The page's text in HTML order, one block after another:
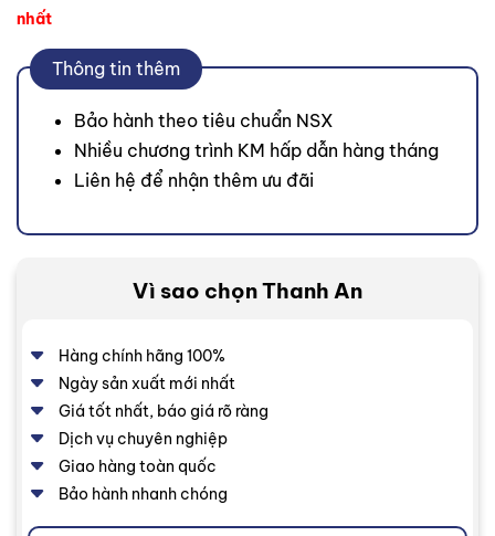
nhất
Thông tin thêm
Bảo hành theo tiêu chuẩn NSX
Nhiều chương trình KM hấp dẫn hàng tháng
Liên hệ để nhận thêm ưu đãi
Vì sao chọn Thanh An
Hàng chính hãng 100%
Ngày sản xuất mới nhất
Giá tốt nhất, báo giá rõ ràng
Dịch vụ chuyên nghiệp
Giao hàng toàn quốc
Bảo hành nhanh chóng